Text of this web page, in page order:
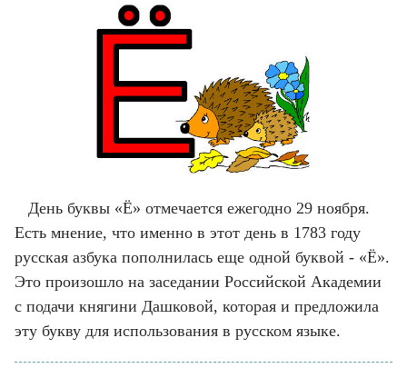
День буквы «Ё» отмечается ежегодно 29 ноября.
Есть мнение, что именно в этот день в 1783 году
русская азбука пополнилась еще одной буквой - «Ё».
Это произошло на заседании Российской Академии
с подачи княгини Дашковой, которая и предложила
эту букву для использования в русском языке.